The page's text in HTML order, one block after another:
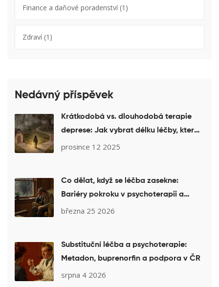
Finance a daňové poradenství(1)
Zdraví(1)
Nedávný příspěvek
Krátkodobá vs. dlouhodobá terapie
deprese: Jak vybrat délku léčby, která
vám skutečně pomůže
prosince 12 2025
Co dělat, když se léčba zasekne:
Bariéry pokroku v psychoterapii a
jejich řešení
března 25 2026
Substituční léčba a psychoterapie:
Metadon, buprenorfin a podpora v ČR
srpna 4 2026